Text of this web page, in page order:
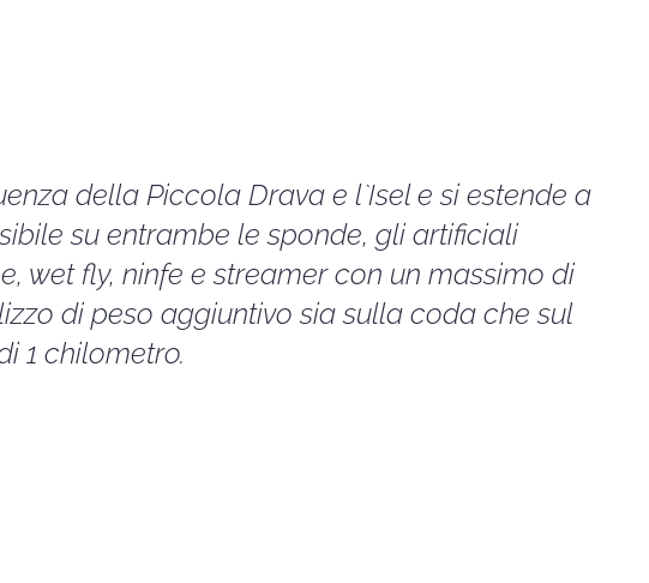
della Piccola Drava e l`Isel e si estende a
su entrambe le sponde, gli artificiali
wet fly, ninfe e streamer con un massimo di
di peso aggiuntivo sia sulla coda che sul
1 chilometro.